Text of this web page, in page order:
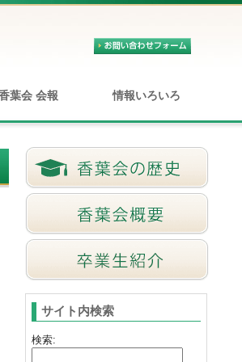
葉会 会報 情報いろいろ
サイト内検索
検索: